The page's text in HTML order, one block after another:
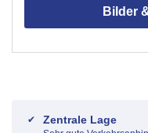
Bilder
Zentrale Lage